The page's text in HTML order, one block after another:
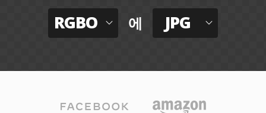
RGBO 에 JPG